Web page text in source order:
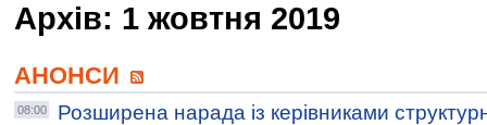
Архiв: 1 жовтня 2019
АНОНСИ
08:00
Розширена нарада із керівниками